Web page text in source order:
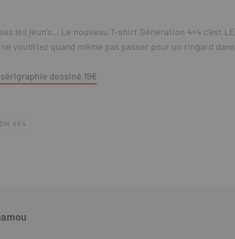
les jeun’s… Le nouveau T-shirt Génération 4×4 c’est LE
voudriez quand même pas passer pour un ringard dans
dessiné 19€
4X4